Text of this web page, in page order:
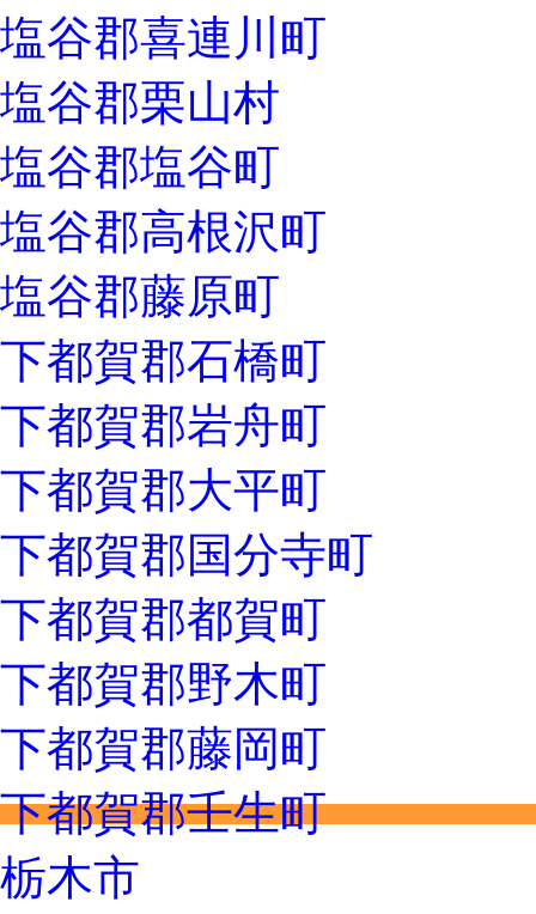
塩谷郡喜連川町
塩谷郡栗山村
塩谷郡塩谷町
塩谷郡高根沢町
塩谷郡藤原町
下都賀郡石橋町
下都賀郡岩舟町
下都賀郡大平町
下都賀郡国分寺町
下都賀郡都賀町
下都賀郡野木町
下都賀郡藤岡町
下都賀郡壬生町
栃木市